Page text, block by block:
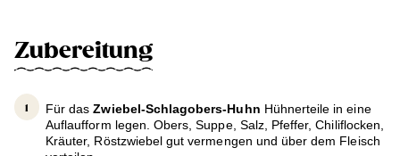
Zubereitung
Für dasZwiebel-Schlagobers-Huhn Hühnerteile in eine
Auflaufform legen. Obers, Suppe, Salz, Pfeffer, Chiliflocken,
Kräuter, Röstzwiebel gut vermengen und über dem Fleisch